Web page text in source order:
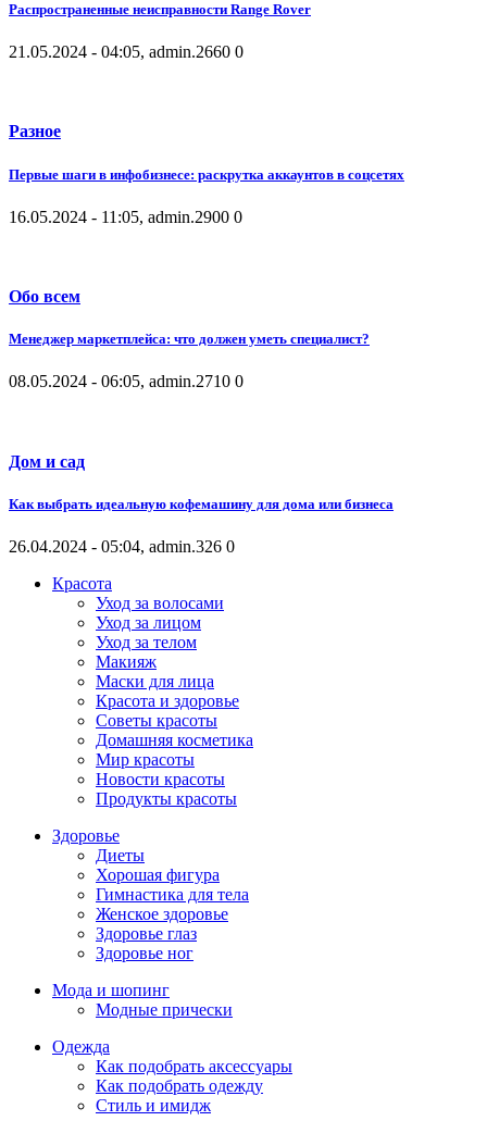
Распространенные неисправности Range Rover
21.05.2024 - 04:05, admin.2660 0
Разное
Первые шаги в инфобизнесе: раскрутка аккаунтов в соцсетях
16.05.2024 - 11:05, admin.2900 0
Обо всем
Менеджер маркетплейса: что должен уметь специалист?
08.05.2024 - 06:05, admin.2710 0
Дом и сад
Как выбрать идеальную кофемашину для дома или бизнеса
26.04.2024 - 05:04, admin.326 0
Красота
Уход за волосами
Уход за лицом
Уход за телом
Макияж
Маски для лица
Красота и здоровье
Советы красоты
Домашняя косметика
Мир красоты
Новости красоты
Продукты красоты
Здоровье
Диеты
Хорошая фигура
Гимнастика для тела
Женское здоровье
Здоровье глаз
Здоровье ног
Мода и шопинг
Модные прически
Одежда
Как подобрать аксессуары
Как подобрать одежду
Стиль и имидж